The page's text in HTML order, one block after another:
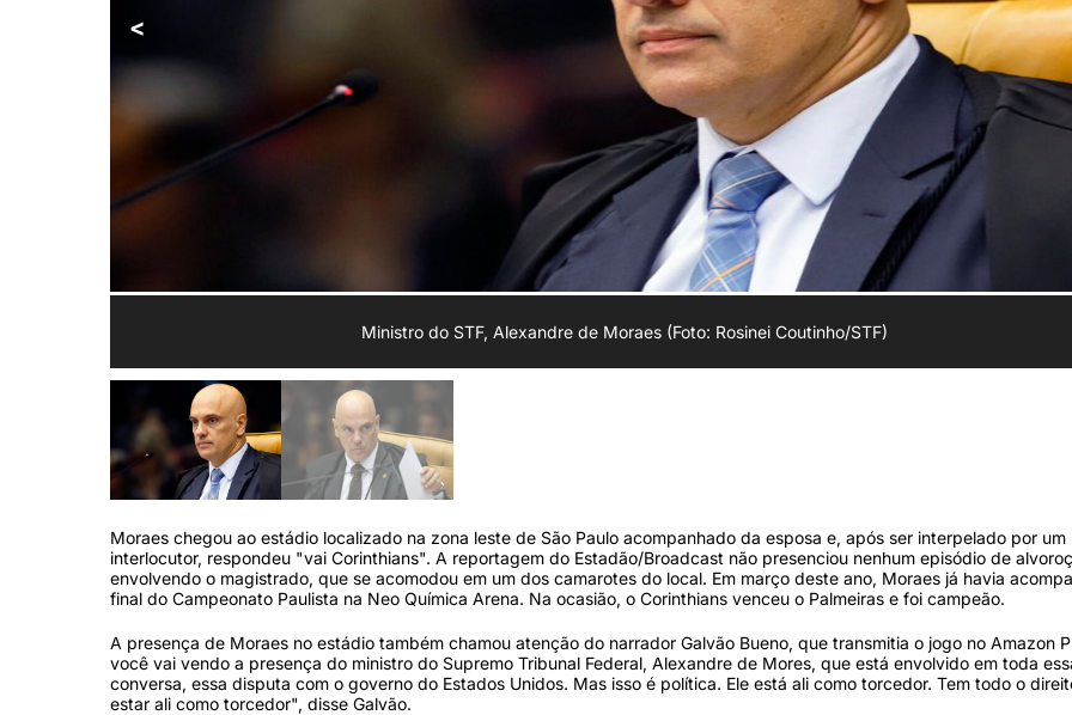
<
Ministro do STF, Alexandre de Moraes (Foto: Rosinei Coutinho/STF)
Moraes chegou ao estádio localizado na zona leste de São Paulo acompanhado da esposa e, após ser interpelado por um
interlocutor, respondeu "vai Corinthians". A reportagem do Estadão/Broadcast não presenciou nenhum episódio de
envolvendo o magistrado, que se acomodou em um dos camarotes do local. Em março deste ano, Moraes já havia
final do Campeonato Paulista na Neo Química Arena. Na ocasião, o Corinthians venceu o Palmeiras e foi campeão.
A presença de Moraes no estádio também chamou atenção do narrador Galvão Bueno, que transmitia o jogo no Amazon
você vai vendo a presença do ministro do Supremo Tribunal Federal, Alexandre de Mores, que está envolvido em toda
conversa, essa disputa com o governo do Estados Unidos. Mas isso é política. Ele está ali como torcedor. Tem todo o
estar ali como torcedor", disse Galvão.